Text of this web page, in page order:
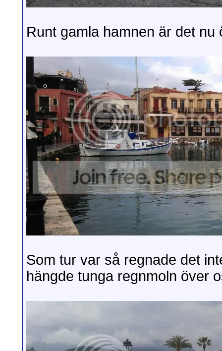
Runt gamla hamnen är det
Som tur var så regnade det
hängde tunga regnmoln över